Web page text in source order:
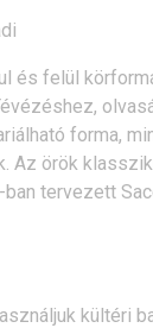
és felül
forma,
Az örök
ban tervezett
kültéri